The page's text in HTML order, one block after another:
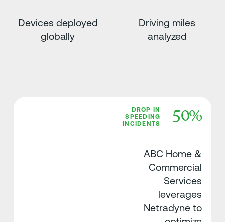
Driving miles
analyzed
Devices deployed
globally
50%
DROP IN
SPEEDING
INCIDENTS
ABC Home &
Commercial
Services
leverages
Netradyne to